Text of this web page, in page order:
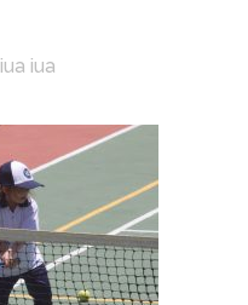
iua iua